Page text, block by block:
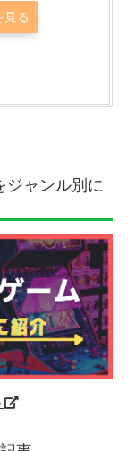
見る
ジャンル別に